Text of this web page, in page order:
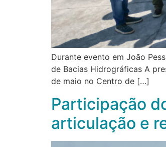
Durante evento em João
de Bacias Hidrográficas A
de maio no Centro de […]
Participação
articulação e